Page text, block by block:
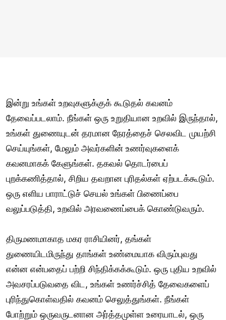
இன்று உங்கள் உறவுகளுக்குக் கூடுதல் கவனம்
தேவைப்படலாம். நீங்கள் ஒரு உறுதியான உறவில் இருந்தால்,
உங்கள் துணையுடன் தரமான நேரத்தைச் செலவிட முயற்சி
செய்யுங்கள், மேலும் அவர்களின் உணர்வுகளைக்
கவனமாகக் கேளுங்கள். தகவல் தொடர்பைப்
புறக்கணித்தால், சிறிய தவறான புரிதல்கள் ஏற்படக்கூடும்.
ஒரு எளிய பாராட்டுச் செயல் உங்கள் பிணைப்பை
வலுப்படுத்தி, உறவில் அரவணைப்பைக் கொண்டுவரும்.
திருமணமாகாத மகர ராசியினர், தங்கள்
துணையிடமிருந்து தாங்கள் உண்மையாக விரும்புவது
என்ன என்பதைப் பற்றி சிந்திக்கக்கூடும். ஒரு புதிய உறவில்
அவசரப்படுவதை விட, உங்கள் உணர்ச்சித் தேவைகளைப்
புரிந்துகொள்வதில் கவனம் செலுத்துங்கள். நீங்கள்
போற்றும் ஒருவருடனான அர்த்தமுள்ள உரையாடல், ஒரு